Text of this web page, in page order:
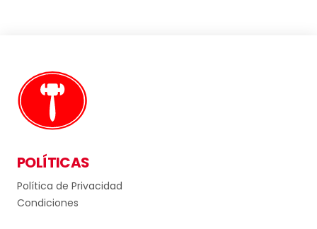
POLÍTICAS
Política de Privacidad
Condiciones